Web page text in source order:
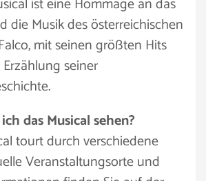
die Musik des österreichischen
mit seinen größten Hits
seiner
das Musical sehen?
tourt durch verschiedene
Veranstaltungsorte und